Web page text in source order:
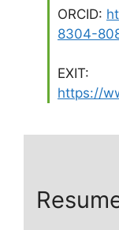
ORCID:
8304-
EXIT:
https://